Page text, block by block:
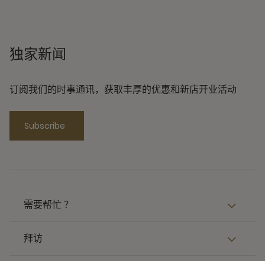
独家新闻
订阅我们的时事通讯，获取丰厚的优惠和新店开业活动
Subscribe
需要帮忙 ？
拜访